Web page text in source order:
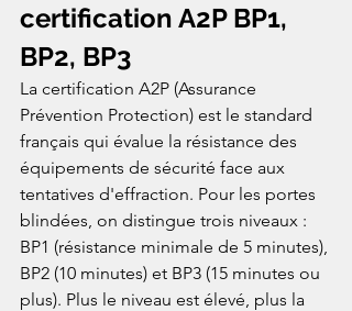
certification A2P BP1,
BP2, BP3
La certification A2P (Assurance
Prévention Protection) est le standard
français qui évalue la résistance des
équipements de sécurité face aux
tentatives d'effraction. Pour les portes
blindées, on distingue trois niveaux :
BP1 (résistance minimale de 5 minutes),
BP2 (10 minutes) et BP3 (15 minutes ou
plus). Plus le niveau est élevé, plus la